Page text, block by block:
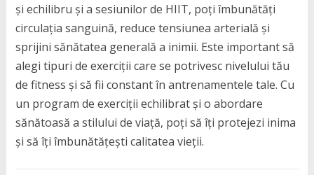
și echilibru și a sesiunilor de HIIT, poți îmbunătăți
circulația sanguină, reduce tensiunea arterială și
sprijini sănătatea generală a inimii. Este important să
alegi tipuri de exerciții care se potrivesc nivelului tău
de fitness și să fii constant în antrenamentele tale. Cu
un program de exerciții echilibrat și o abordare
sănătoasă a stilului de viață, poți să îți protejezi inima
și să îți îmbunătățești calitatea vieții.